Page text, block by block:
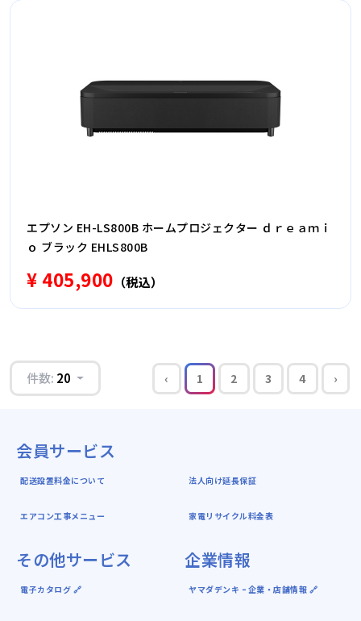
エプソン EH-LS800B ホームプロジェクター ｄｒｅａｍｉ
ｏ ブラック EHLS800B
¥ 405,900 （税込）
件数: 20 ‹ 1 2 3 4 ›
会員サービス
配送設置料金について
エアコン工事メニュー
法人向け延長保証
家電リサイクル料金表
その他サービス
電子カタログ 🔗
企業情報
ヤマダデンキ ｰ 企業・店舗情報 🔗